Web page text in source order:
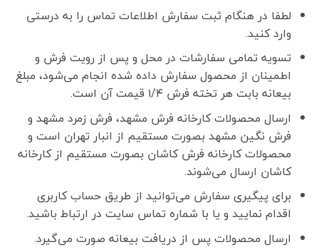
لطفا در هنگام ثبت سفارش اطلاعات تماس را به درستی
وارد کنید.
تسویه تمامی سفارشات در محل و پس از رویت فرش و
اطمینان از محصول سفارش داده شده انجام می‌شود، مبلغ
بیعانه بابت هر تخته فرش ۱/۴ قیمت آن است.
ارسال محصولات کارخانه فرش مشهد، فرش زمرد مشهد و
فرش نگین مشهد بصورت مستقیم از انبار تهران است و
محصولات کارخانه فرش کاشان بصورت مستقیم از کارخانه
کاشان ارسال می‌شوند.
برای پیگیری سفارش می‌توانید از طریق حساب کاربری
اقدام نمایید و یا با شماره تماس سایت در ارتباط باشید.
ارسال محصولات پس از دریافت بیعانه صورت می‌گیرد.